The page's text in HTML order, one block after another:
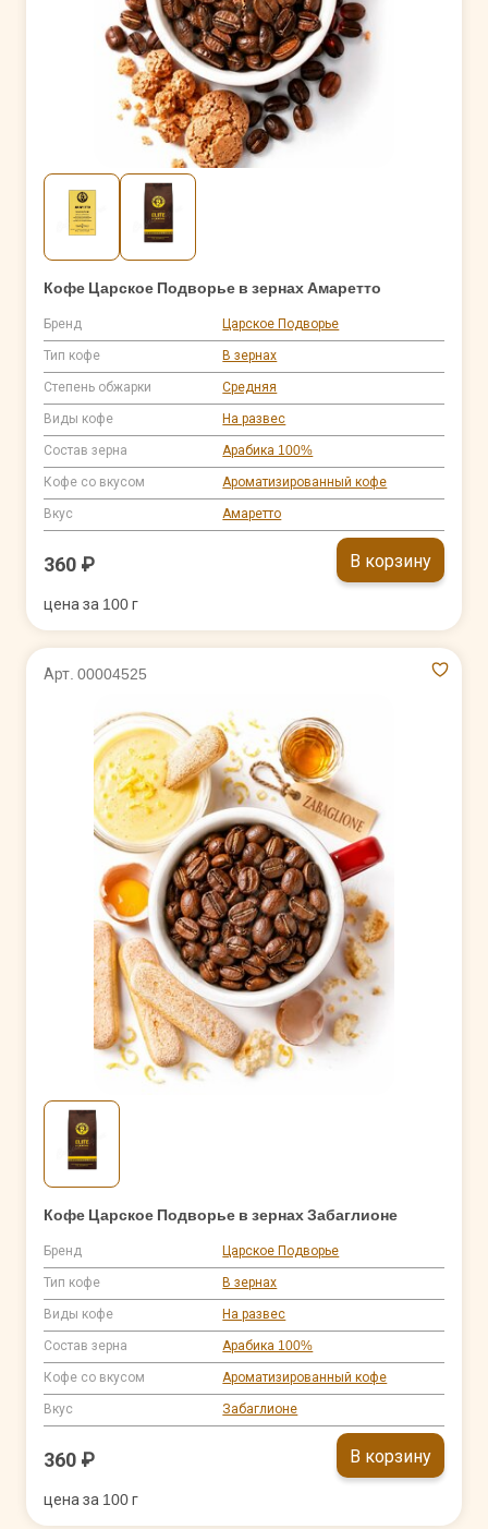
Кофе Царское Подворье в зернах Амаретто
Бренд Царское Подворье
Тип кофе В зернах
Степень обжарки Средняя
Виды кофе На развес
Состав зерна Арабика 100%
Кофе со вкусом Ароматизированный кофе
Вкус Амаретто
360 ₽ В корзину
цена за 100 г
Арт. 00004525
Кофе Царское Подворье в зернах Забаглионе
Бренд Царское Подворье
Тип кофе В зернах
Виды кофе На развес
Состав зерна Арабика 100%
Кофе со вкусом Ароматизированный кофе
Вкус Забаглионе
360 ₽ В корзину
цена за 100 г